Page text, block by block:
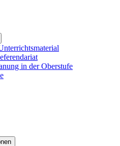
in der Oberstufe